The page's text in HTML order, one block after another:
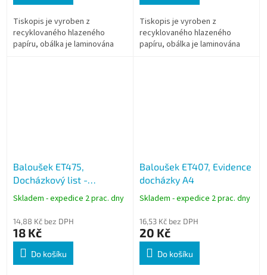
Tiskopis je vyroben z
recyklovaného hlazeného
papíru, obálka je laminována
Tiskopis je vyroben z
recyklovaného hlazeného
papíru, obálka je laminována
Baloušek ET475,
Docházkový list -
píchačka oboustranná
Skladem - expedice 2 prac. dny
14,88 Kč bez DPH
18 Kč
Do košíku
Baloušek ET407, Evidence
docházky A4
Skladem - expedice 2 prac. dny
16,53 Kč bez DPH
20 Kč
Do košíku